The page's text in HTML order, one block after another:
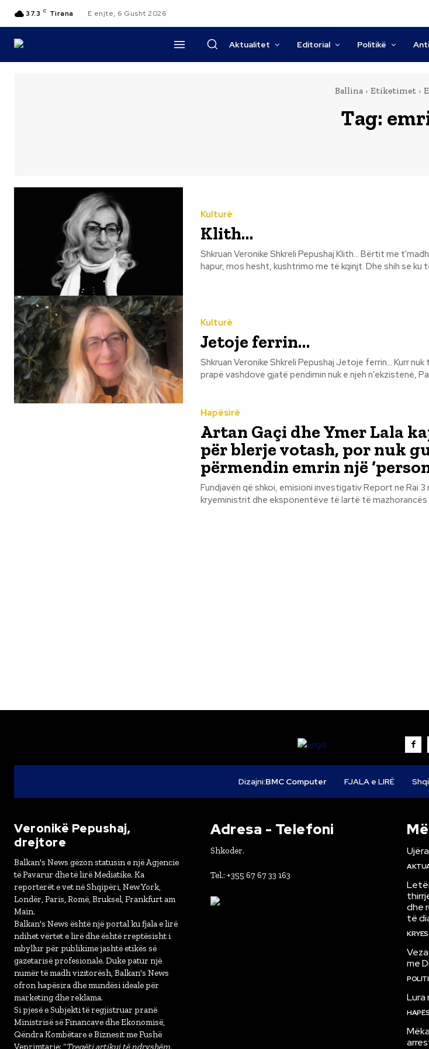
37.3 C Tirana E enjte, 6 Gusht 2026
Aktualitet Editorial Politikë
Ballina Etiketimet
Tag:
Kulturë
Klith…
Shkruan Veronike Shkreli Pepushaj Klith... Bërtit me t'madhe, po klith, thirr ç'po sheh, o sy i
hapur, mos hesht, kushtrimo me të kqinjt. Dhe shih se ku
Kulturë
Jetoje ferrin…
Shkruan Veronike Shkreli Pepushaj Jetoje ferrin... Kurr nuk the më fal që ti më grise fëtyren, Dhe
prapë vashdove gjatë pendimin nuk e njeh n'ekzistenë,
Hapësirë
Artan Gaçi dhe Ymer Lala
për blerje votash, por nuk
përmendin emrin një
Fundjavën që shkoi, emisioni investigativ Report ne Rai
kryeministrit dhe eksponentëve të lartë të mazhorancës
Dizajni:BMC Computer FJALA e LIRË
Veronikë Pepushaj,
drejtore
Balkan's News gëzon statusin e një Agjencie
të Pavarur dhe të lirë Mediatike. Ka
reporterët e vet në Shqipëri, New York,
Londër, Paris, Romë, Bruksel, Frankfurt am
Main.
Balkan's News është një portal ku fjala e lirë
ndihet vërtet e lirë dhe është rreptësisht i
mbyllur për publikime jashtë etikës së
gazetarisë profesionale. Duke patur një
numër të madh vizitorësh, Balkan's News
ofron hapësira dhe mundësi ideale për
marketing dhe reklama.
Si pjesë e Subjekti të regjistruar pranë
Ministrisë së Financave dhe Ekonomisë,
Qëndra Kombëtare e Biznesit me Fushë
Veprimtarie: “Tregëti artikuj të ndryshëm,
Adresa - Telefoni
Shkoder.
Tel.: +355 67 67 33 163
dhe
të
me
Lura